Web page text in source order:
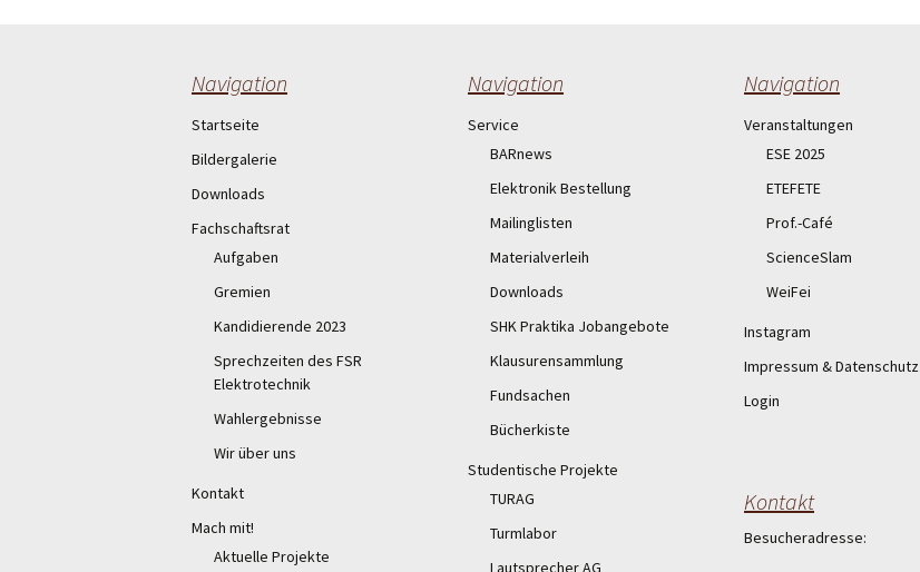
Navigation
Startseite
Bildergalerie
Downloads
Fachschaftsrat
Aufgaben
Gremien
Kandidierende 2023
Sprechzeiten des FSR
Elektrotechnik
Wahlergebnisse
Wir über uns
Kontakt
Mach mit!
Aktuelle Projekte
Navigation
Service
BARnews
Elektronik Bestellung
Mailinglisten
Materialverleih
Downloads
SHK Praktika Jobangebote
Klausurensammlung
Fundsachen
Bücherkiste
Studentische Projekte
TURAG
Turmlabor
Lautsprecher AG
Navigation
Veranstaltungen
ESE 2025
ETEFETE
Prof.-Café
ScienceSlam
WeiFei
Instagram
Impressum & Datenschutz
Login
Kontakt
Besucheradresse: